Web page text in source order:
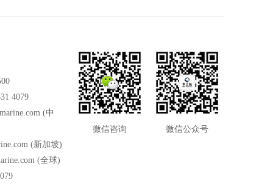
4079
(中
(新加坡)
(全球)
微信咨询 微信公众号